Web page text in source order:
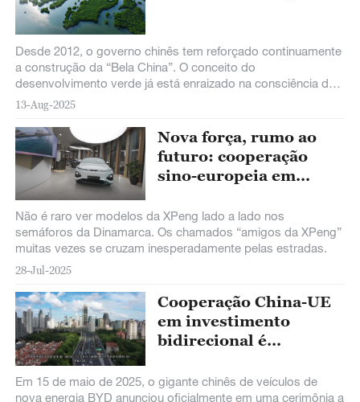
Desde 2012, o governo chinês tem reforçado continuamente
a construção da “Bela China”. O conceito do
desenvolvimento verde já está enraizado na consciência do
povo.
13-Aug-2025
Nova força, rumo ao
futuro: cooperação
sino-europeia em
Não é raro ver modelos da XPeng lado a lado nos
semáforos da Dinamarca. Os chamados “amigos da XPeng”
muitas vezes se cruzam inesperadamente pelas estradas.
28-Jul-2025
Cooperação China-UE
em investimento
bidirecional é
Em 15 de maio de 2025, o gigante chinês de veículos de
nova energia BYD anunciou oficialmente em uma cerimônia a